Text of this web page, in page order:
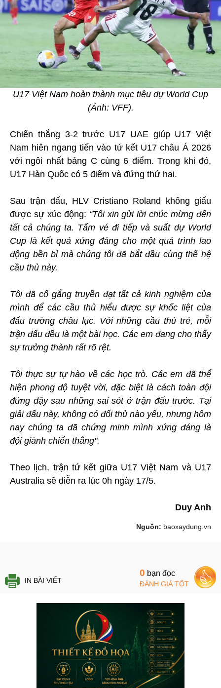
U17 Việt Nam hoàn thành mục tiêu dự World Cup
(Ảnh: VFF).
Chiến thắng 3-2 trước U17 UAE giúp U17 Việt
Nam hiên ngang tiến vào tứ kết U17 châu Á 2026
với ngôi nhất bảng C cùng 6 điểm. Trong khi đó,
U17 Hàn Quốc có 5 điểm và đứng thứ hai.
Sau trận đấu, HLV Cristiano Roland không giấu
được sự xúc động: “Tôi xin gửi lời chúc mừng đến
tất cả chúng ta. Tấm vé đi tiếp và suất dự World
Cup là kết quả xứng đáng cho một quá trình lao
động bền bỉ mà chúng tôi đã bắt đầu cùng thế hệ
cầu thủ này.
Tôi đã cố gắng truyền đạt tất cả kinh nghiệm của
mình để các cầu thủ hiểu được sự khốc liệt của
đấu trường châu lục. Với những cầu thủ trẻ, mỗi
trận đấu đều là một bài học. Các em đang cho thấy
sự trưởng thành rất rõ rệt.
Tôi thực sự tự hào về các học trò. Các em đã thể
hiện phong độ tuyệt vời, đặc biệt là cách toàn đội
đứng dậy sau những sai sót ở trận đấu trước. Tại
giải đấu này, không có đối thủ nào yếu, nhưng hôm
nay chúng ta đã chứng minh mình xứng đáng là
đội giành chiến thắng".
Theo lịch, trận tứ kết giữa U17 Việt Nam và U17
Australia sẽ diễn ra lúc 0h ngày 17/5.
Duy Anh
Nguồn: baoxaydung.vn
IN BÀI VIẾT
0 bạn đọc
ĐÁNH GIÁ TỐT